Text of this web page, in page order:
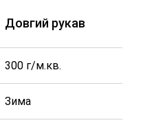
Довгий рукав
300 г/м.кв.
Зима